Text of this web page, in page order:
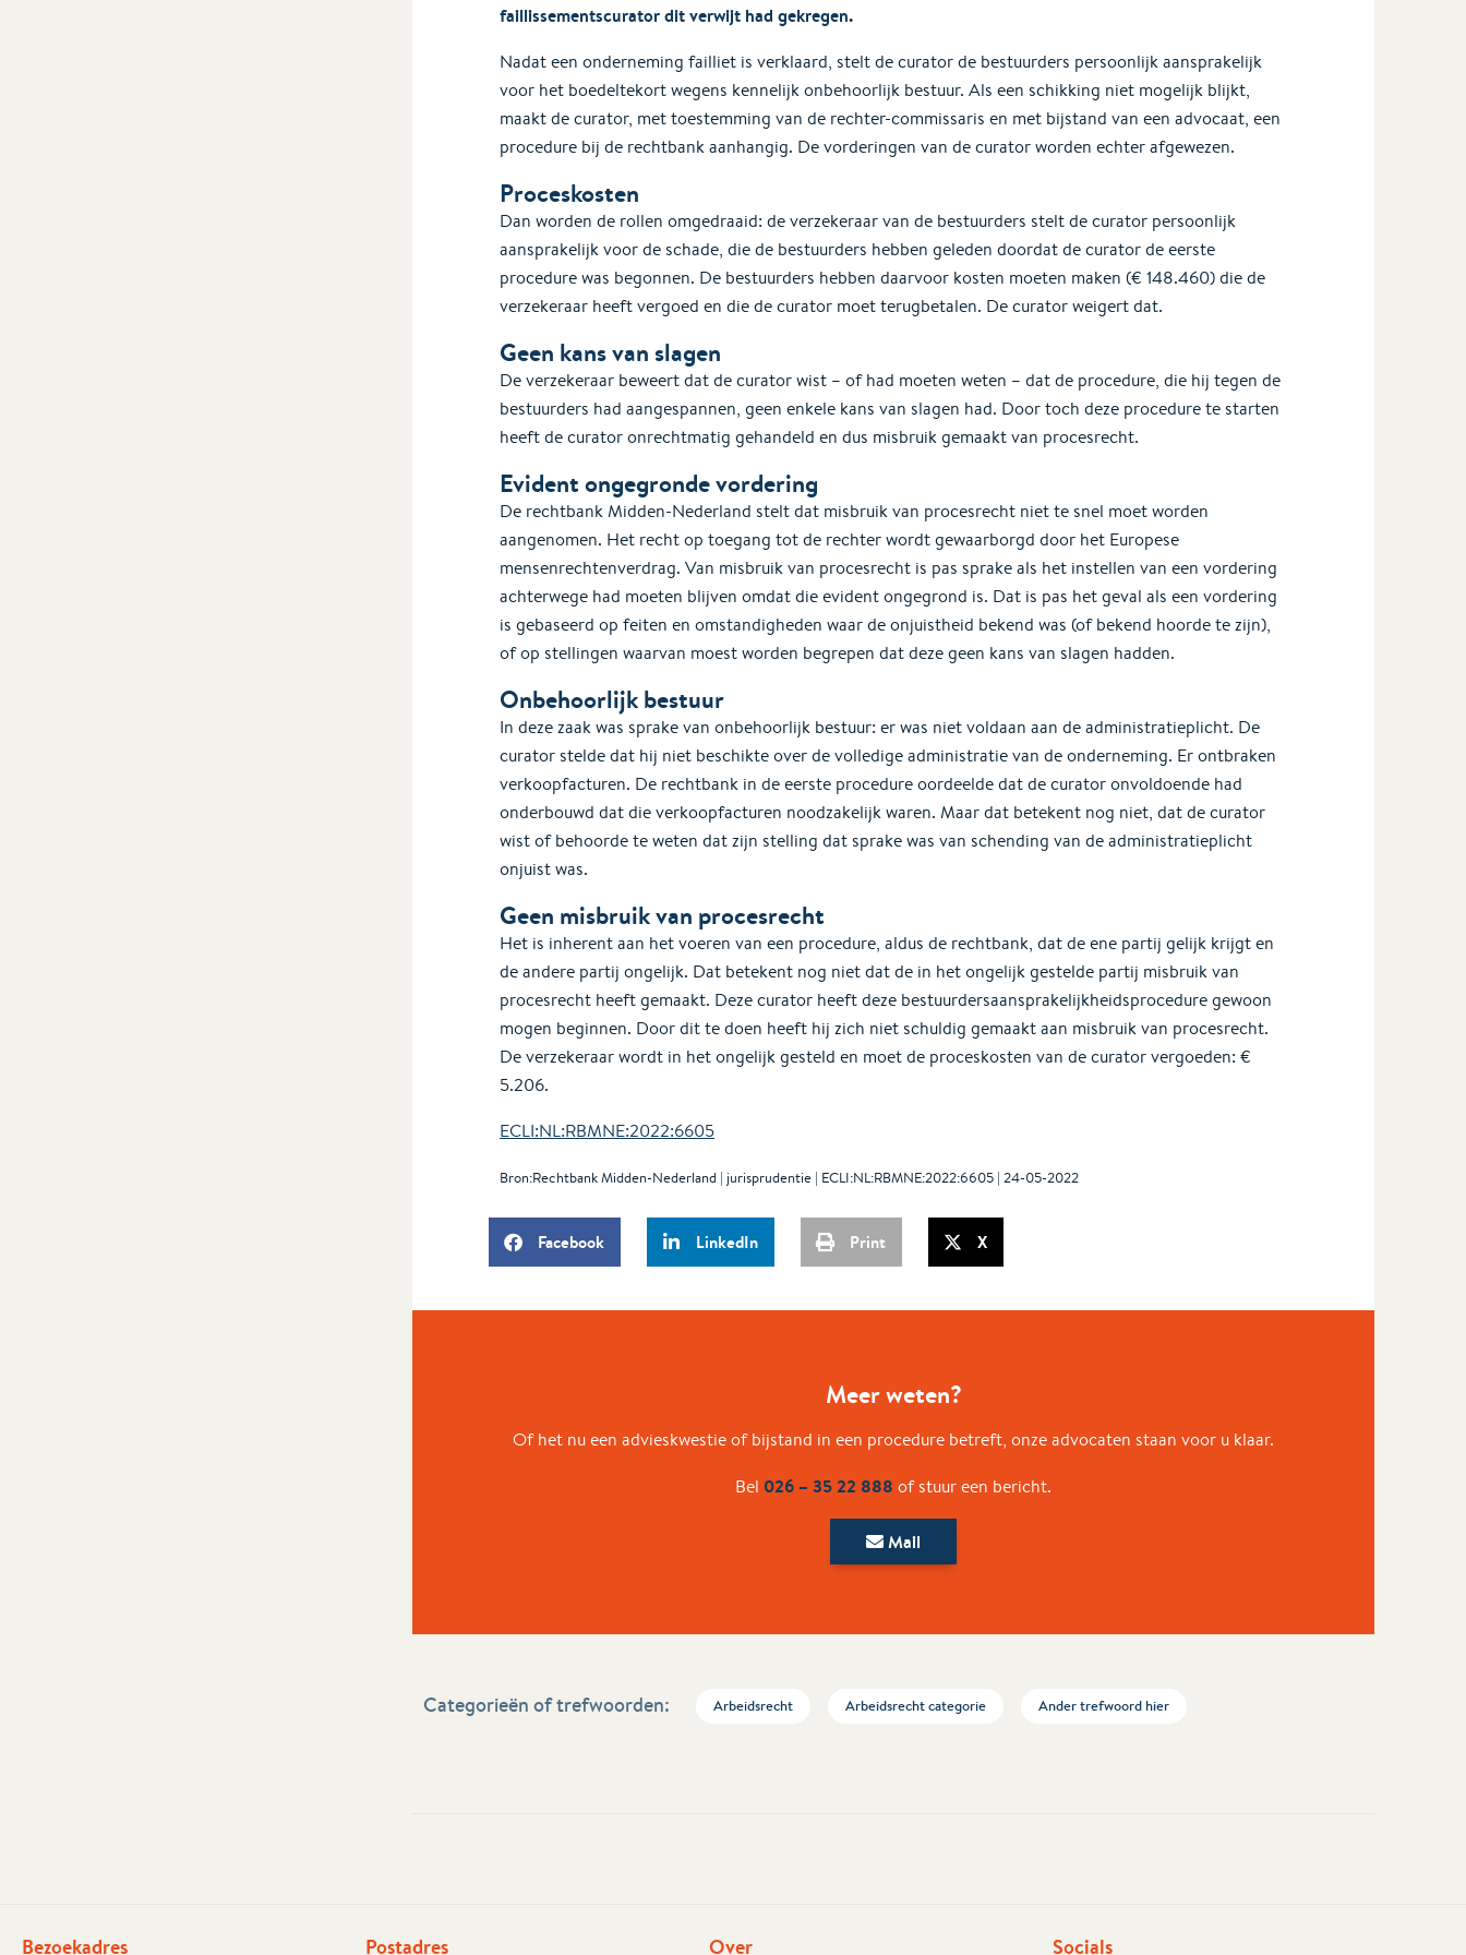
faillissementscurator dit verwijt had gekregen.
Nadat een onderneming failliet is verklaard, stelt de curator de bestuurders persoonlijk aansprakelijk
voor het boedeltekort wegens kennelijk onbehoorlijk bestuur. Als een schikking niet mogelijk blijkt,
maakt de curator, met toestemming van de rechter-commissaris en met bijstand van een advocaat, een
procedure bij de rechtbank aanhangig. De vorderingen van de curator worden echter afgewezen.
Proceskosten
Dan worden de rollen omgedraaid: de verzekeraar van de bestuurders stelt de curator persoonlijk
aansprakelijk voor de schade, die de bestuurders hebben geleden doordat de curator de eerste
procedure was begonnen. De bestuurders hebben daarvoor kosten moeten maken (€ 148.460) die de
verzekeraar heeft vergoed en die de curator moet terugbetalen. De curator weigert dat.
Geen kans van slagen
De verzekeraar beweert dat de curator wist – of had moeten weten – dat de procedure, die hij tegen de
bestuurders had aangespannen, geen enkele kans van slagen had. Door toch deze procedure te starten
heeft de curator onrechtmatig gehandeld en dus misbruik gemaakt van procesrecht.
Evident ongegronde vordering
De rechtbank Midden-Nederland stelt dat misbruik van procesrecht niet te snel moet worden
aangenomen. Het recht op toegang tot de rechter wordt gewaarborgd door het Europese
mensenrechtenverdrag. Van misbruik van procesrecht is pas sprake als het instellen van een vordering
achterwege had moeten blijven omdat die evident ongegrond is. Dat is pas het geval als een vordering
is gebaseerd op feiten en omstandigheden waar de onjuistheid bekend was (of bekend hoorde te zijn),
of op stellingen waarvan moest worden begrepen dat deze geen kans van slagen hadden.
Onbehoorlijk bestuur
In deze zaak was sprake van onbehoorlijk bestuur: er was niet voldaan aan de administratieplicht. De
curator stelde dat hij niet beschikte over de volledige administratie van de onderneming. Er ontbraken
verkoopfacturen. De rechtbank in de eerste procedure oordeelde dat de curator onvoldoende had
onderbouwd dat die verkoopfacturen noodzakelijk waren. Maar dat betekent nog niet, dat de curator
wist of behoorde te weten dat zijn stelling dat sprake was van schending van de administratieplicht
onjuist was.
Geen misbruik van procesrecht
Het is inherent aan het voeren van een procedure, aldus de rechtbank, dat de ene partij gelijk krijgt en
de andere partij ongelijk. Dat betekent nog niet dat de in het ongelijk gestelde partij misbruik van
procesrecht heeft gemaakt. Deze curator heeft deze bestuurdersaansprakelijkheidsprocedure gewoon
mogen beginnen. Door dit te doen heeft hij zich niet schuldig gemaakt aan misbruik van procesrecht.
De verzekeraar wordt in het ongelijk gesteld en moet de proceskosten van de curator vergoeden: €
5.206.
ECLI:NL:RBMNE:2022:6605
Bron:Rechtbank Midden-Nederland | jurisprudentie | ECLI:NL:RBMNE:2022:6605 | 24-05-2022
Facebook LinkedIn Print X
Meer weten?
Of het nu een advieskwestie of bijstand in een procedure betreft, onze advocaten staan voor u klaar.
Bel 026 – 35 22 888 of stuur een bericht.
Mail
Categorieën of trefwoorden: Arbeidsrecht Arbeidsrecht categorie Ander trefwoord hier
Bezoekadres Postadres Over Socials